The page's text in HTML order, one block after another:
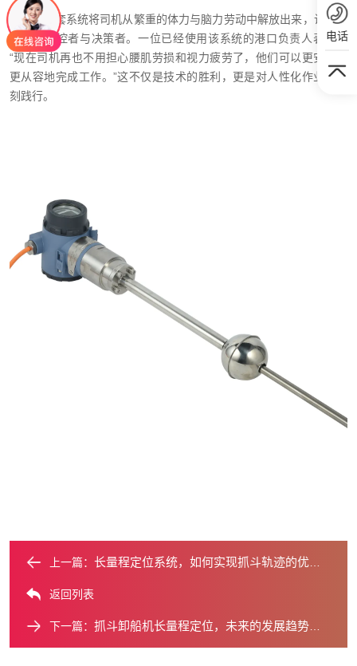
最终，这套系统将司机从繁重的体力与脑力劳动中解放出来，让他们
转变为监控者与决策者。一位已经使用该系统的港口负责人表示：
“现在司机再也不用担心腰肌劳损和视力疲劳了，他们可以更安全、
更从容地完成工作。”这不仅是技术的胜利，更是对人性化作业的深
刻践行。
上一篇： 长量程定位系统，如何实现抓斗轨迹的优化与记录？
返回列表
下一篇： 抓斗卸船机长量程定位，未来的发展趋势是什么？
电话